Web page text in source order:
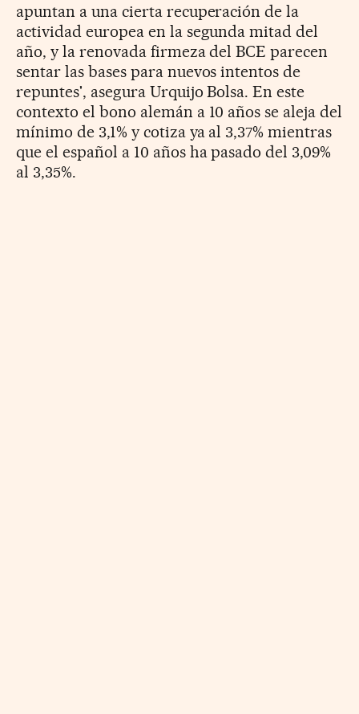
apuntan a una cierta recuperación de la
actividad europea en la segunda mitad del
año, y la renovada firmeza del BCE parecen
sentar las bases para nuevos intentos de
repuntes', asegura Urquijo Bolsa. En este
contexto el bono alemán a 10 años se aleja del
mínimo de 3,1% y cotiza ya al 3,37% mientras
que el español a 10 años ha pasado del 3,09%
al 3,35%.